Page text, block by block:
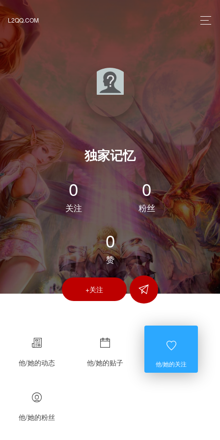
L2QQ.COM
独家记忆
0
关注
0
粉丝
0
赞
+关注
他/她的动态 他/她的贴子 他/她的关注
他/她的粉丝